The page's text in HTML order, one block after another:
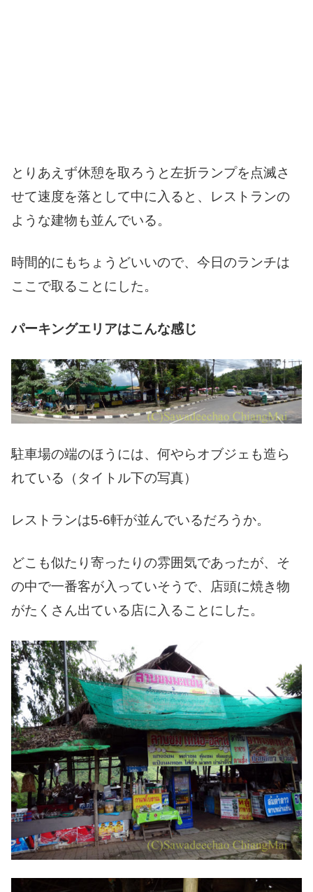
とりあえず休憩を取ろうと左折ランプを点滅さ
せて速度を落として中に入ると、レストランの
ような建物も並んでいる。
時間的にもちょうどいいので、今日のランチは
ここで取ることにした。
パーキングエリアはこんな感じ
駐車場の端のほうには、何やらオブジェも造ら
れている（タイトル下の写真）
レストランは5-6軒が並んでいるだろうか。
どこも似たり寄ったりの雰囲気であったが、そ
の中で一番客が入っていそうで、店頭に焼き物
がたくさん出ている店に入ることにした。